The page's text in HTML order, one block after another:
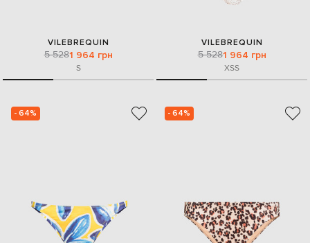
VILEBREQUIN
5 5281 964 грн
S
VILEBREQUIN
5 5281 964 грн
XSS
- 64% - 64%